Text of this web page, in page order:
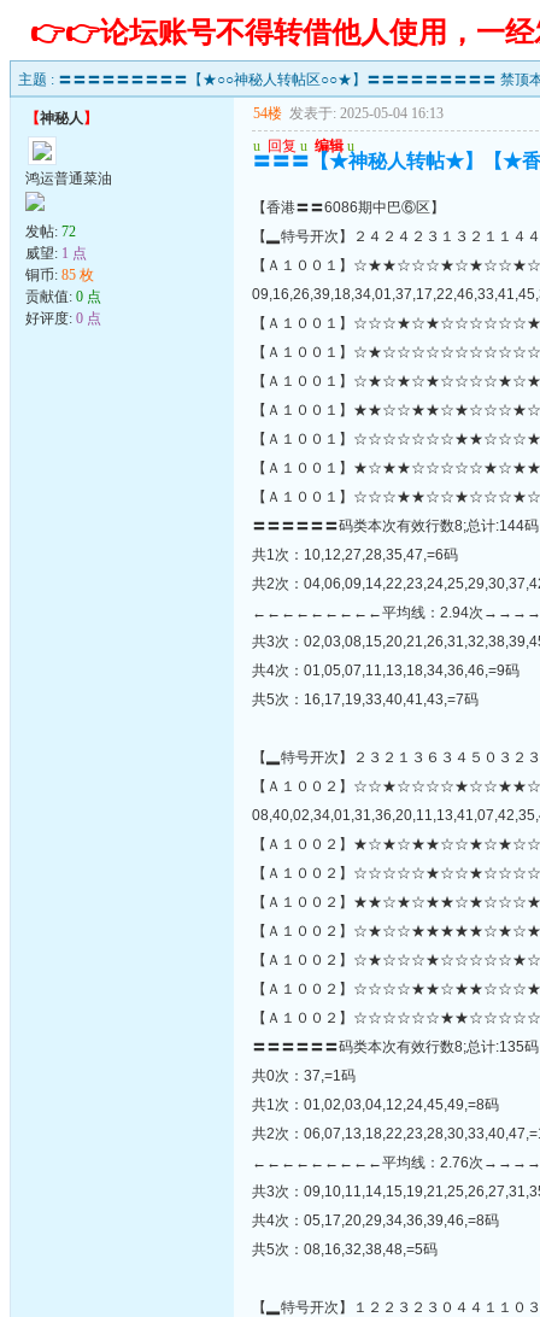
👉👉论坛账号不得转借他人使用，一
主题 : 〓〓〓〓〓〓〓〓〓【★○○神秘人转帖区○○★】〓〓〓〓〓〓〓〓〓 禁顶
【神秘人 】
鸿运普通菜油
发帖: 72
威望: 1 点
铜币: 85 枚
贡献值: 0 点
好评度: 0 点
54楼 发表于: 2025-05-04 16:13
u 回复 u 编辑 u
〓〓〓【★神秘人转帖★】【★
【香港〓〓6086期中巴⑥区】
【▂特号开次】２４２４２３１３２１１４
【Ａ１００１】
【Ａ１００１】
【Ａ１００１】
【Ａ１００１】
【Ａ１００１】
【Ａ１００１】
【Ａ１００１】
【Ａ１００１】
〓〓〓〓〓〓码类本次有效行数8;总计:144
共1次：10,12,27,28,35,47,=6码
共2次：
←←←←←←←←←平均线：2.94次
共3次：
共4次：01,05,07,11,13,18,34,36,46,=9码
共5次：16,17,19,33,40,41,43,=7码
【▂特号开次】２３２１３６３４５０３２
【Ａ１００２】
【Ａ１００２】
【Ａ１００２】
【Ａ１００２】
【Ａ１００２】
【Ａ１００２】
【Ａ１００２】
【Ａ１００２】
〓〓〓〓〓〓码类本次有效行数8;总计:135
共0次：37,=1码
共1次：01,02,03,04,12,24,45,49,=8码
共2次：
←←←←←←←←←平均线：2.76次
共3次：
共4次：05,17,20,29,34,36,39,46,=8码
共5次：08,16,32,38,48,=5码
【▂特号开次】１２２３２３０４４１１０